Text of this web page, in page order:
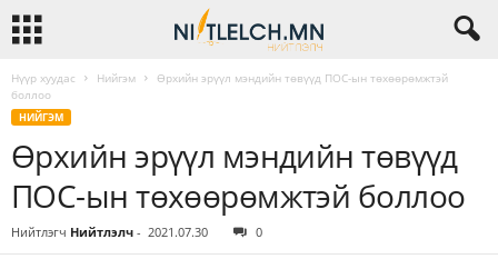
Нүүр хуудас Нийгэм
Өрхийн эрүүл мэндийн төвүүд ПОС-ын төхөөрөмжтэй
боллоо
НИЙГЭМ
Өрхийн эрүүл мэндийн төвүүд
ПОС-ын төхөөрөмжтэй боллоо
Нийтлэгч Нийтлэлч - 2021.07.30 0